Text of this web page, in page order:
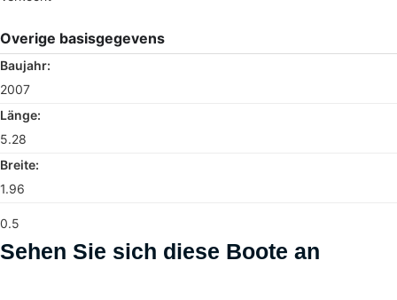
Overige basisgegevens
Baujahr:
2007
Länge:
5.28
Breite:
1.96
0.5
Sehen Sie sich diese Boote an